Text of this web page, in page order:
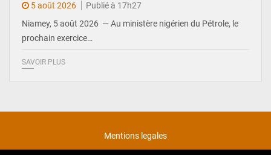
5 août 2026
Publié à 17h27
Niamey, 5 août 2026 — Au ministère nigérien du Pétrole, le
prochain exercice…
SAVOIR PLUS
Mentions legales